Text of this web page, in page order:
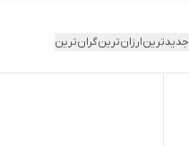
جدیدترینارزان‌ترینگران‌ترین